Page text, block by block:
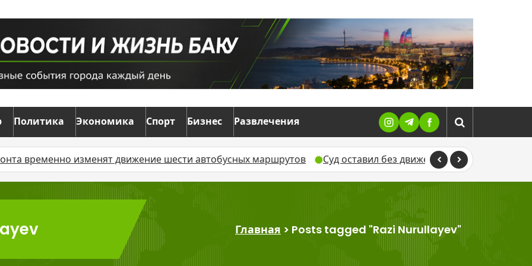
Политика Экономика Спорт Бизнес Развлечения
изменят движение шести автобусных маршрутов Суд оставил без движения жалобу Севиндж
Главная > Posts tagged "Razi Nurullayev"